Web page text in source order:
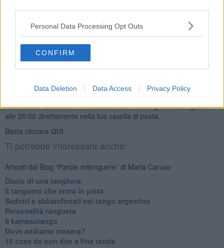
Personal Data Processing Opt Outs
CONFIRM
Data Deletion Data Access Privacy Policy
Maria Caruso
Se vuoi leggere le notizie principali della Toscana iscriviti alla
Newsletter QUInews - ToscanaMedia.Arriva gratis tutti i giorni
alle 20:00 direttamente nella tua casella di posta.
Basta cliccare QUI
Ti potrebbe interessare anche:
Articoli dal Blog “Parole milonguere” di Maria Caruso
Diario di una tanghera
Il tanguero che entra in pista
Sedotti e abbandonati nel tango argentino
Personalità tanguera
Il kamasutango
Dove andiamo stasera?
10 cose da non dire a fine tanda